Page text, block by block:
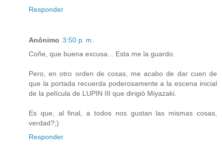
Responder
Anónimo 3:50 p. m.
Coñe, que buena excusa... Esta me la guardo.
Pero, en otro orden de cosas, me acabo de dar cuen de
que la portada recuerda poderosamente a la escena inicial
de la película de LUPIN III que dirigió Miyazaki.
Es que, al final, a todos nos gustan las mismas cosas,
verdad?;)
Responder